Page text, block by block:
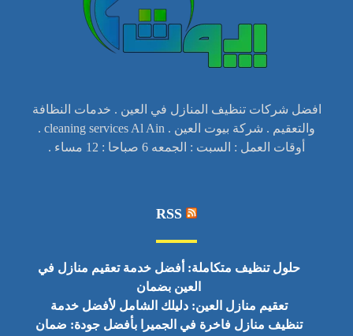
افضل شركات تنظيف المنازل في العين . خدمات النظافة
والتعقيم . شركة بيوت العين . cleaning services Al Ain .
أوقات العمل : السبت : الجمعه 6 صباحا : 12 مساء .
RSS
حلول تنظيف متكاملة: أفضل خدمة تعقيم منازل في
العين بضمان
تعقيم منازل العين: دليلك الشامل لأفضل خدمة
تنظيف منازل فاخرة في الجميرا بأفضل جودة: ضمان